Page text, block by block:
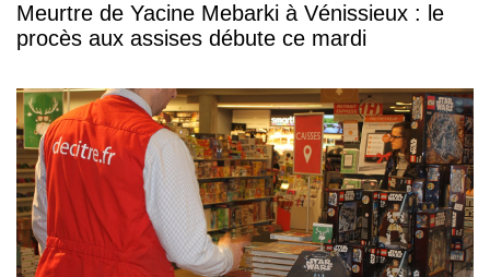
Meurtre de Yacine Mebarki à Vénissieux : le
procès aux assises débute ce mardi